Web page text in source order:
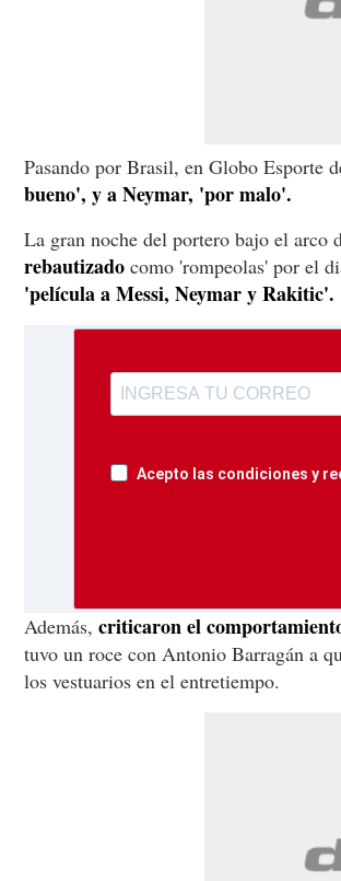
Pasando por Brasil, en Globo Esporte
bueno', y a Neymar, 'por malo'.
La gran noche del portero bajo el arco
rebautizado como 'rompeolas' por el
'película a Messi, Neymar y Rakitic'.
Acepto las condiciones y
Además, criticaron el
tuvo un roce con Antonio Barragán a
los vestuarios en el entretiempo.